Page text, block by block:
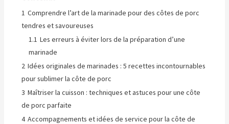
1 Comprendre l’art de la marinade pour des côtes de porc
tendres et savoureuses
1.1 Les erreurs à éviter lors de la préparation d’une
marinade
2 Idées originales de marinades : 5 recettes incontournables
pour sublimer la côte de porc
3 Maîtriser la cuisson : techniques et astuces pour une côte
de porc parfaite
4 Accompagnements et idées de service pour la côte de